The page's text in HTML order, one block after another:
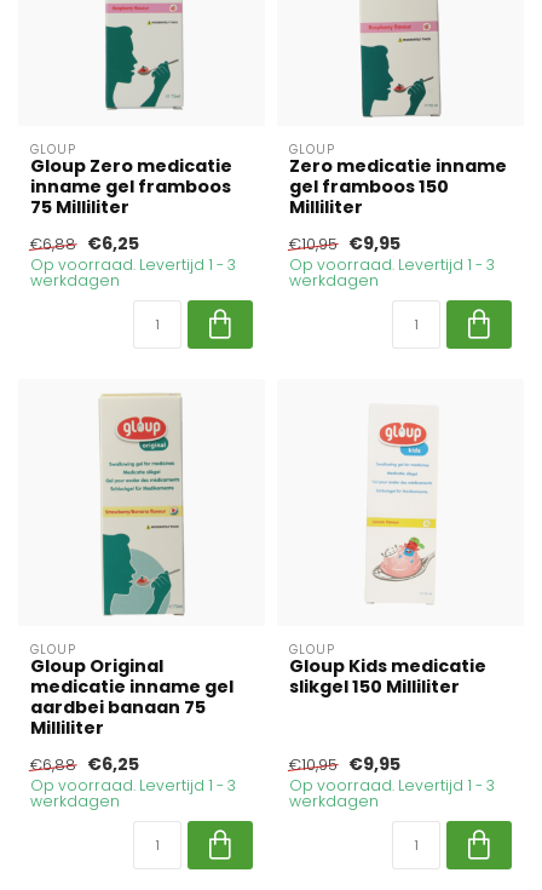
GLOUP
Gloup Zero medicatie
inname gel framboos
75 Milliliter
€6,88 €6,25
Op voorraad. Levertijd 1 - 3
werkdagen
GLOUP
Zero medicatie inname
gel framboos 150
Milliliter
€10,95 €9,95
Op voorraad. Levertijd 1 - 3
werkdagen
GLOUP
Gloup Original
medicatie inname gel
aardbei banaan 75
Milliliter
€6,88 €6,25
Op voorraad. Levertijd 1 - 3
werkdagen
GLOUP
Gloup Kids medicatie
slikgel 150 Milliliter
€10,95 €9,95
Op voorraad. Levertijd 1 - 3
werkdagen